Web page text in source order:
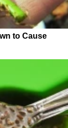
to Cause